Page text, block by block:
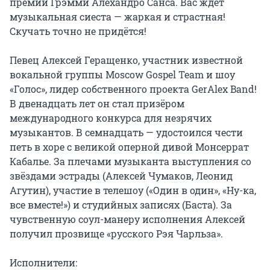
музыкальная сиеста — жаркая и страстная!
Скучать точно не придётся!
Певец Алексей Геращенко, участник известной
вокальной группы Moscow Gospel Team и шоу
«Голос», лидер собственного проекта GerAlex Band!
В двенадцать лет он стал призёром
международного конкурса для незрячих
музыкантов. В семнадцать — удостоился чести
петь в хоре с великой оперной дивой Монсеррат
Кабалье. За плечами музыканта выступления со
звёздами эстрады (Алексей Чумаков, Леонид
Агутин), участие в телешоу («Один в один», «Ну-ка,
все вместе!») и студийных записях (Баста). За
чувственную соул-манеру исполнения Алексей
получил прозвище «русского Рэя Чарльза».
Исполнители: